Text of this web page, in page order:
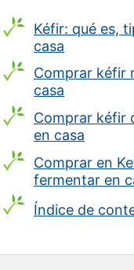
Kéfir: qué es,
casa
Comprar kéfir
casa
Comprar kéfir
en casa
Comprar en
fermentar en
Índice de